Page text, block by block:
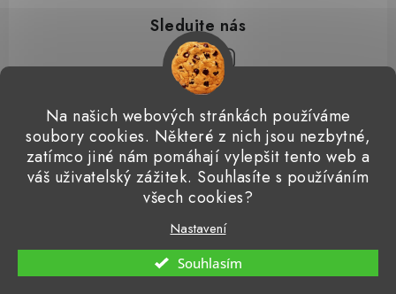
Na našich webových stránkách používáme
soubory cookies. Některé z nich jsou nezbytné,
zatímco jiné nám pomáhají vylepšit tento web a
váš uživatelský zážitek. Souhlasíte s používáním
všech cookies?
Nastavení
Souhlasím
Přijímáme online platby
Detailingclub Dodo Juice Gyeon Quartz ValetPRO
Microfiber Madness
Vytvořil Shoptet
Copyright 2026Detailingshop. Všechna práva vyhrazena.